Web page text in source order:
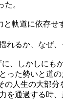
。
軌道に依存
るか、なぜ、
、しかしにも
た勢いと道
人生の大部
通過する時、